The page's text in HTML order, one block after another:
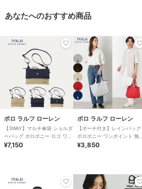
あなたへのおすすめ商品
ポロ ラルフ ローレン
【3WAY】マルチ傘袋 ショルダ
ーバッグ ポロポニー ロゴ ワン
ポイント 無地 ユニセックス
¥7,150
ポロ ラルフ ローレン
【ポーチ付き】レインバッグ
ポロポニー ワンポイント 無地
40D ユニセックス
¥3,850